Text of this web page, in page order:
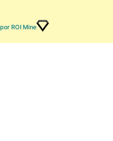
ROI Mine